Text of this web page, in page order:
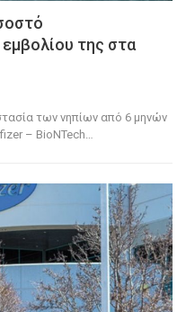
της στα
των νηπίων από 6 μηνών
– BioNTech…